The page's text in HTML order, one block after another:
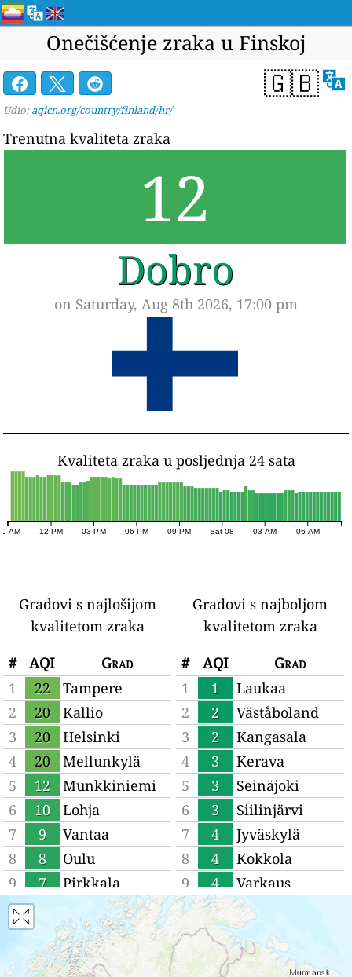
Onečišćenje zraka u Finskoj
🇬🇧
Udio: aqicn.org/country/finland/hr/
Trenutna kvaliteta zraka
12
Dobro
on Saturday, Aug 8th 2026, 17:00 pm
Kvaliteta zraka u posljednja 24 sata
AM 12 PM 03 PM 06 PM 09 PM Sat 08 03 AM 06 AM
Gradovi s najlošijom
kvalitetom zraka
#
AQI
Grad
1
22
Tampere
2
20
Kallio
3
20
Helsinki
4
20
Mellunkylä
5
12
Munkkiniemi
6
10
Lohja
7
9
Vantaa
8
8
Oulu
9
7
Pirkkala
10
Järvenpää
11
Turku
6
Lahti
Gradovi s najboljom
kvalitetom zraka
#
AQI
Grad
1
1
Laukaa
2
2
Väståboland
3
2
Kangasala
4
3
Kerava
5
3
Seinäjoki
6
3
Siilinjärvi
7
4
Jyväskylä
8
4
Kokkola
9
4
Varkaus
10
4
Pori
11
4
Rauma
12
Kemi